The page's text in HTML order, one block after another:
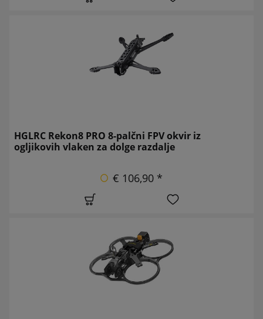
HGLRC Rekon8 PRO 8-palčni FPV okvir iz
ogljikovih vlaken za dolge razdalje
€ 106,90 *